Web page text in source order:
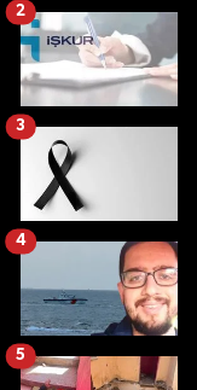
2
3
4
5